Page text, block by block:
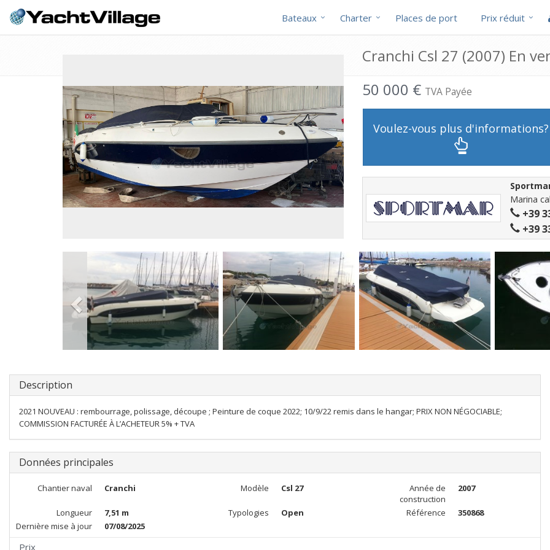
Bateaux Charter Places de port Prix réduit
Cranchi Csl 27 (2007) En
50 000 € TVA Payée
Voulez-vous plus d'informations?
Marina
+39
+39
Description
2021 NOUVEAU : rembourrage, polissage, découpe ; Peinture de coque 2022; 10/9/22 remis dans le hangar; PRIX NON NÉGOCIABLE;
COMMISSION FACTURÉE À L’ACHETEUR 5% + TVA
Données principales
Chantier naval Cranchi Modèle Csl 27
Année de
construction
2007
Longueur 7,51 m Typologies Open Référence
350868
Dernière mise à jour
07/08/2025
Prix